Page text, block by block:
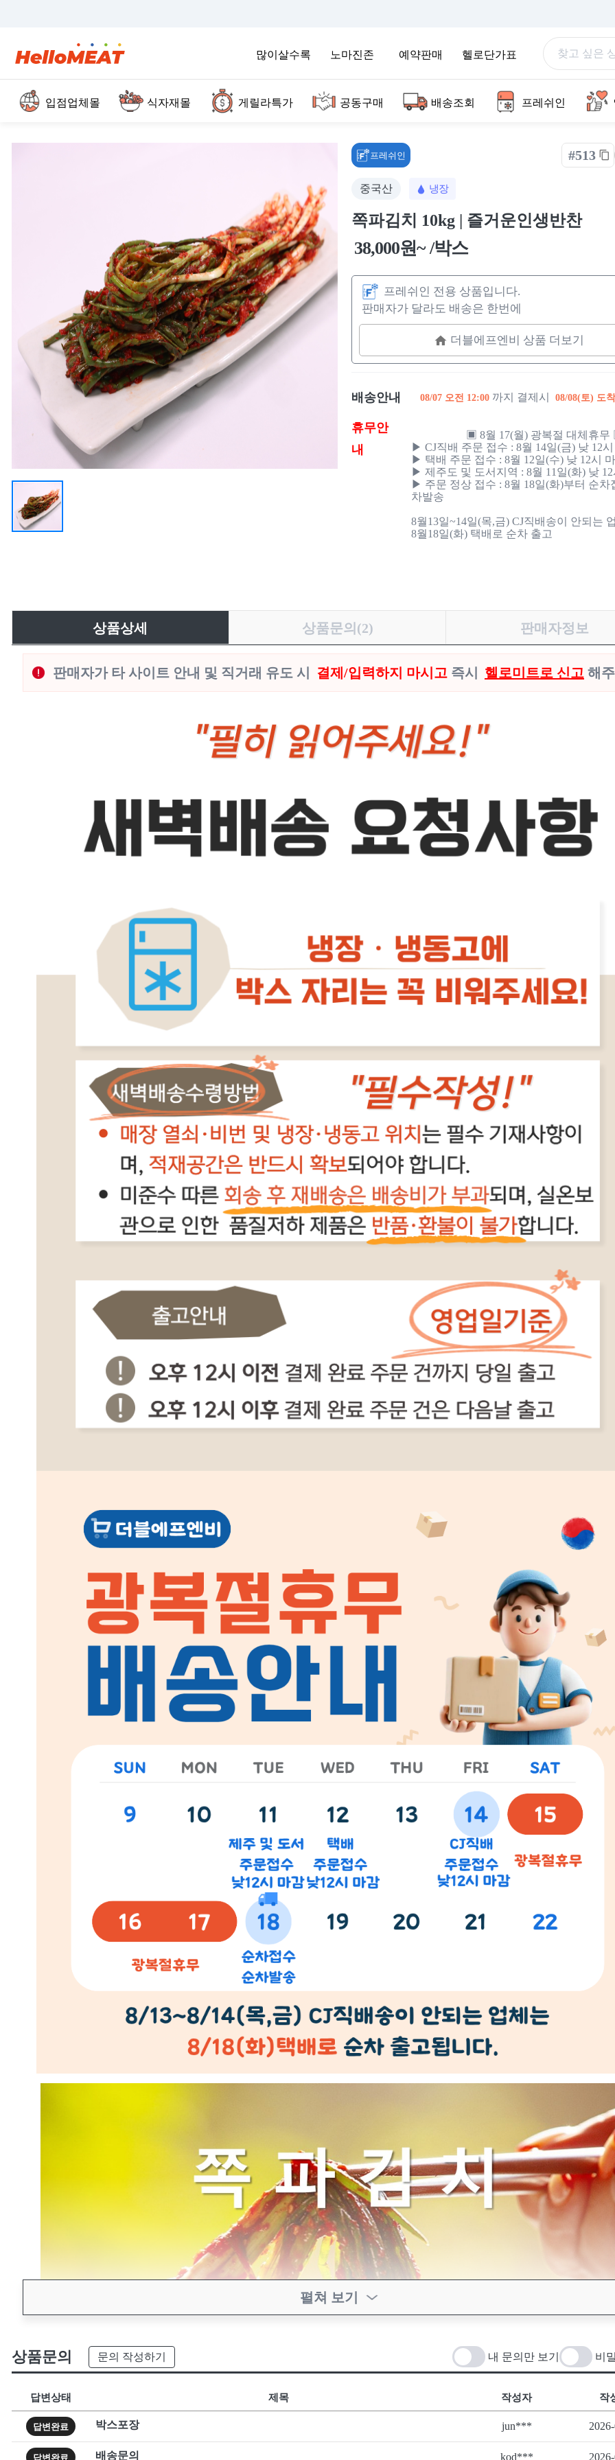
많이살수록 노마진존 예약판매 헬로단가표
입점업체몰 식자재몰 게릴라특가 공동구매 배송조회 프레쉬인
프레쉬인 #513
중국산 냉장
쪽파김치 10kg | 즐거운인생반찬
38,000원~ /박스
프레쉬인 전용 상품입니다.
판매자가 달라도 배송은 한번에
더블에프엔비 상품 더보기
배송안내 08/07 오전 12:00까지 결제시 08/08(토) 도착
휴무안
내
▶ CJ직배 주문 접수 : 8월 14일(금) 낮 12
▶ 택배 주문 접수 : 8월 12일(수) 낮 12시
▶ 제주도 및 도서지역 : 8월 11일(화) 낮
▶ 주문 정상 접수 : 8월 18일(화)부터 순차
차발송
8월13일~14일(목,금) CJ직배송이 안되는
8월18일(화) 택배로 순차 출고
상품상세 상품문의(2) 판매자정보
판매자가 타 사이트 안내 및 직거래 유도 시 결제/입력하지 마시고 즉시 헬로미트로 신고 해
펼쳐 보기
상품문의 문의 작성하기 내 문의만 보기 비
답변상태 제목 작성자 작
답변완료 박스포장 jun***
답변완료 배송문의 kod***